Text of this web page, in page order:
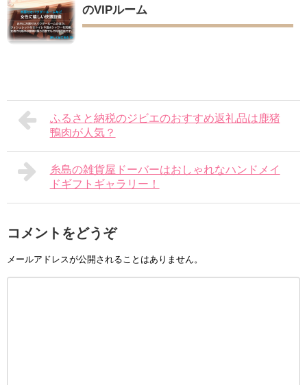
のVIPルーム
ふるさと納税のジビエのおすすめ返礼品は鹿猪
鴨肉が人気？
糸島の雑貨屋ドーバーはおしゃれなハンドメイ
ドギフトギャラリー！
コメントをどうぞ
メールアドレスが公開されることはありません。